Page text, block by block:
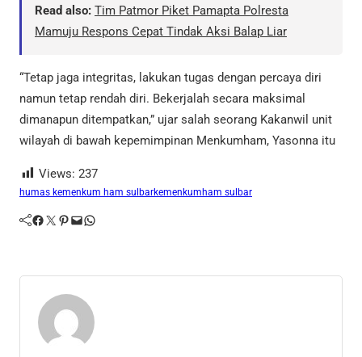
Read also: Tim Patmor Piket Pamapta Polresta
Mamuju Respons Cepat Tindak Aksi Balap Liar
“Tetap jaga integritas, lakukan tugas dengan percaya diri
namun tetap rendah diri. Bekerjalah secara maksimal
dimanapun ditempatkan,” ujar salah seorang Kakanwil unit
wilayah di bawah kepemimpinan Menkumham, Yasonna itu
Views: 237
humas kemenkum ham sulbarkemenkumham sulbar
Facebook Twitter Pinterest Mail WhatsApp